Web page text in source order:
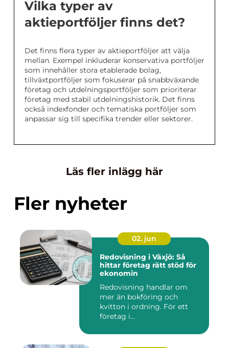
Vilka typer av
aktieportföljer finns det?
Det finns flera typer av aktieportföljer att välja
mellan. Exempel inkluderar konservativa portföljer
som innehåller stora etablerade bolag,
tillväxtportföljer som fokuserar på snabbväxande
företag och utdelningsportföljer som prioriterar
företag med stabil utdelningshistorik. Det finns
också indexfonder och tematiska portföljer som
anpassar sig till specifika trender eller sektorer.
Läs fler inlägg här
Fler nyheter
02. jun
Redovisning i Växjö: Så
hittar företag rätt stöd för
ekonomin
Redovisning handlar om
mer än bokföring och
kvitton i ordning. För ett
företag i...